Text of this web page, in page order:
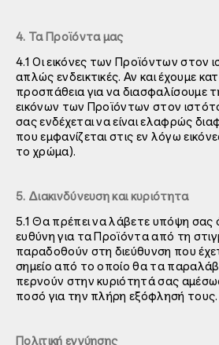
4. Τα Προϊόντα μας
4.1 Οι εικόνες των Προϊόντων στον
απλώς ενδεικτικές. Αν και έχουμε
προσπάθεια για να διασφαλίσουμε
εικόνων των Προϊόντων στον
σας ενδέχεται να είναι ελαφρώς
που εμφανίζεται στις εν λόγω
το χρώμα).
5. Διακινδύνευση και κυριότητα
5.1 Θα πρέπει να λάβετε υπόψη σας
ευθύνη για τα Προϊόντα από τη
παραδοθούν στη διεύθυνση που
σημείο από το οποίο θα τα
περνούν στην κυριότητά σας
ποσό για την πλήρη εξόφλησή τους.
Πολιτική εγγύησης